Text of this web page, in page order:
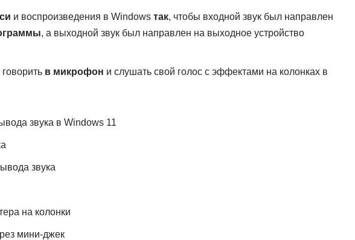
и воспроизведения в Windows так, чтобы входной звук был направлен
, а выходной звук был направлен на выходное устройство
в микрофон и слушать свой голос с эффектами на колонках в
звука в Windows 11
звука
на колонки
мини-джек